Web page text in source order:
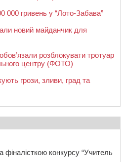
000 гривень у “Лото-Забава”
новий майданчик для
розблокувати тротуар
центру (ФОТО)
грози, зливи, град та
фіналісткою конкурсу “Учитель